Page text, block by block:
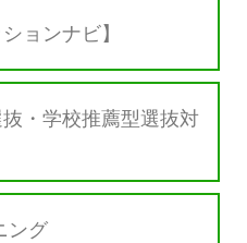
ョンナビ】
・学校推薦型選抜対
ング